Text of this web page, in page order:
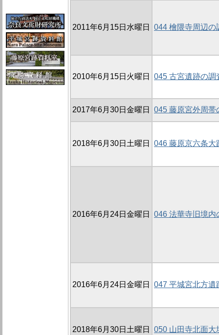
2011年6月15日水曜日 044 檜隈寺周辺の
2010年6月15日火曜日 045 古宮遺跡の調
2017年6月30日金曜日 045 藤原宮外周帯
2018年6月30日土曜日 046 藤原京六条大
2016年6月24日金曜日 046 法華寺旧境内
2016年6月24日金曜日 047 平城宮北方遺
2018年6月30日土曜日 050 山田寺北面大